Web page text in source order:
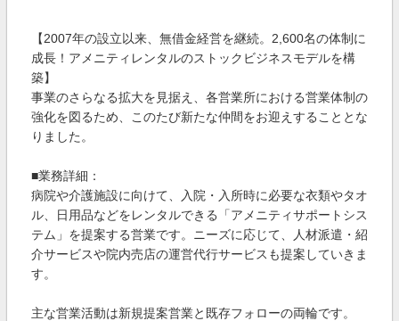
【2007年の設立以来、無借金経営を継続。2,600名の体制に
成長！アメニティレンタルのストックビジネスモデルを構
築】
事業のさらなる拡大を見据え、各営業所における営業体制の
強化を図るため、このたび新たな仲間をお迎えすることとな
りました。
■業務詳細：
病院や介護施設に向けて、入院・入所時に必要な衣類やタオ
ル、日用品などをレンタルできる「アメニティサポートシス
テム」を提案する営業です。ニーズに応じて、人材派遣・紹
介サービスや院内売店の運営代行サービスも提案していきま
す。
主な営業活動は新規提案営業と既存フォローの両輪です。